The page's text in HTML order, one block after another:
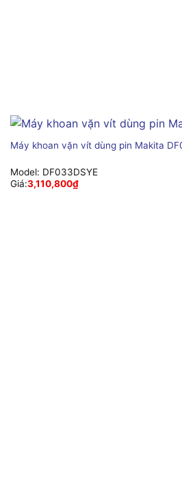
Máy khoan vặn vít dùng pin Makita
Model: DF033DSYE
Giá:3,110,800₫